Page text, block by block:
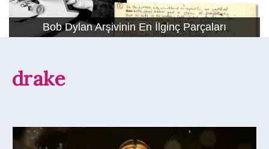
Bob Dylan Arşivinin En İlginç Parçaları
drake